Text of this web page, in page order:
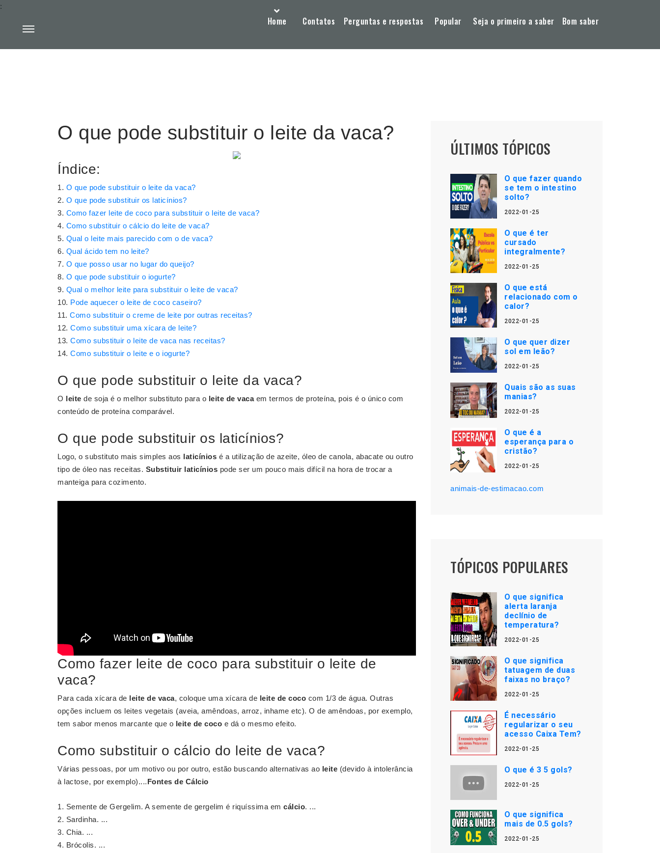
Home Contatos Perguntas e respostas Popular Seja o primeiro a saber Bom saber
:
O que pode substituir o leite da vaca?
Índice:
O que pode substituir o leite da vaca?
O que pode substituir os laticínios?
Como fazer leite de coco para substituir o leite de vaca?
Como substituir o cálcio do leite de vaca?
Qual o leite mais parecido com o de vaca?
Qual ácido tem no leite?
O que posso usar no lugar do queijo?
O que pode substituir o iogurte?
Qual o melhor leite para substituir o leite de vaca?
Pode aquecer o leite de coco caseiro?
Como substituir o creme de leite por outras receitas?
Como substituir uma xícara de leite?
Como substituir o leite de vaca nas receitas?
Como substituir o leite e o iogurte?
O que pode substituir o leite da vaca?
O leite de soja é o melhor substituto para o leite de vacaem termos de proteína, pois é o único com
conteúdo de proteína comparável.
O que pode substituir os laticínios?
Logo, o substituto mais simples aos laticínios é a utilização de azeite, óleo de canola, abacate ou outro
tipo de óleo nas receitas. Substituir laticínios pode ser um pouco mais difícil na hora de trocar a
manteiga para cozimento.
Como fazer leite de coco para substituir o leite de
vaca?
Para cada xícara de leite de vaca, coloque uma xícara de leite de coco com 1/3 de água. Outras
opções incluem os leites vegetais (aveia, amêndoas, arroz, inhame etc). O de amêndoas, por exemplo,
tem sabor menos marcante que o leite de coco e dá o mesmo efeito.
Como substituir o cálcio do leite de vaca?
Várias pessoas, por um motivo ou por outro, estão buscando alternativas ao leite (devido à intolerância
à lactose, por exemplo)....Fontes de Cálcio
Semente de Gergelim. A semente de gergelim é riquíssima em cálcio. ...
Sardinha. ...
Chia. ...
Brócolis. ...
ÚLTIMOS TÓPICOS
O que fazer quando
se tem o intestino
solto?
2022-01-25
O que é ter
cursado
integralmente?
2022-01-25
O que está
relacionado com o
calor?
2022-01-25
O que quer dizer
sol em leão?
2022-01-25
Quais são as suas
manias?
2022-01-25
O que é a
esperança para o
cristão?
2022-01-25
animais-de-estimacao.com
TÓPICOS POPULARES
O que significa
alerta laranja
declínio de
temperatura?
2022-01-25
O que significa
tatuagem de duas
faixas no braço?
2022-01-25
É necessário
regularizar o seu
acesso Caixa Tem?
2022-01-25
O que é 3 5 gols?
2022-01-25
O que significa
mais de 0.5 gols?
2022-01-25